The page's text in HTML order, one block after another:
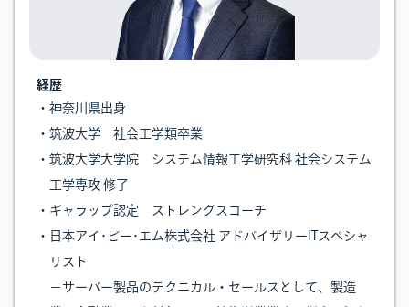
経歴
・神奈川県出身
・筑波大学 社会工学類卒業
・筑波大学大学院 システム情報工学研究科 社会システム
工学専攻 修了
・ギャラップ認定 ストレングスコーチ
・日本アイ･ビー･エム株式会社 アドバイザリーITスペシャ
リスト
－サーバー製品のテクニカル・セールスとして、製造